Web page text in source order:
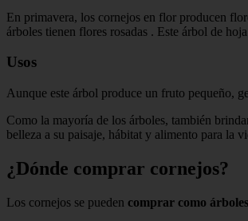
En primavera, los cornejos en flor producen
árboles tienen flores rosadas . Este árbol de
Usos
Aunque este árbol produce un fruto pequeño,
Como la mayoría de los árboles, también
belleza a su paisaje, hábitat y alimento para la
¿Dónde comprar cornejos?
Los cornejos se pueden comprar como